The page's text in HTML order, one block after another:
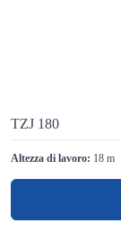
TZJ 180
Altezza di lavoro: 18 m